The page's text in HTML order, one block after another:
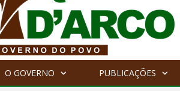
O GOVERNO PUBLICAÇÕES